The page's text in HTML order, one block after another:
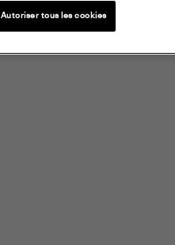
Autoriser tous les cookies